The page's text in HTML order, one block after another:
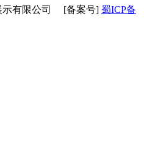
示有限公司 [备案号] 蜀ICP备